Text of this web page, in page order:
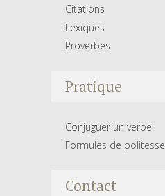
Citations
Lexiques
Proverbes
Pratique
Conjuguer un verbe
Formules de politesse
Contact